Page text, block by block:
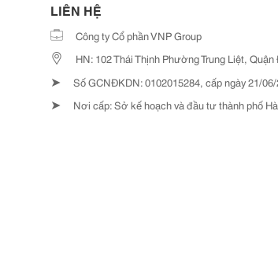
LIÊN HỆ
Công ty Cổ phần VNP Group
HN: 102 Thái Thịnh Phường Trung Liệt,
➤ Số GCNĐKDN: 0102015284, cấp ngày 21/
➤ Nơi cấp: Sở kế hoạch và đầu tư thành phố